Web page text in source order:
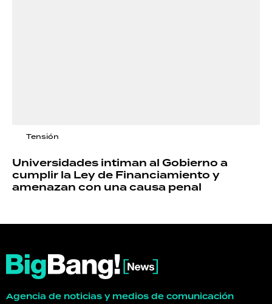
Tensión
Universidades intiman al Gobierno a
cumplir la Ley de Financiamiento y
amenazan con una causa penal
Agencia de noticias y medios de comunicación